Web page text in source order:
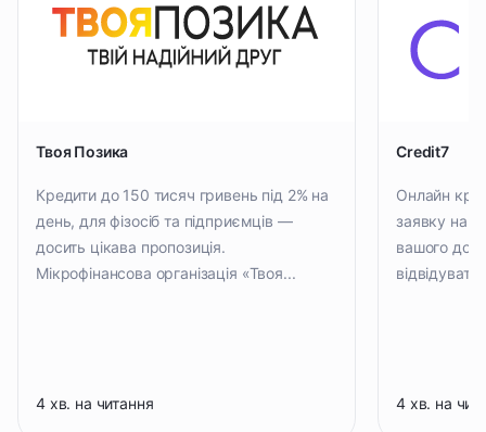
Твоя Позика
Кредити до 150 тисяч гривень під 2% на
день, для фізосіб та підприємців —
досить цікава пропозиція.
Мікрофінансова організація «Твоя...
4 хв. на читання
Credit7
Онлайн
заявку на
вашого
4 хв. на